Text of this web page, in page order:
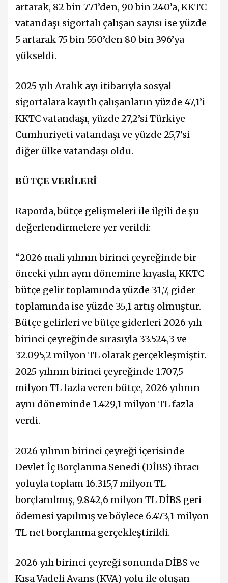
artarak, 82 bin 771’den, 90 bin 240’a, KKTC
vatandaşı sigortalı çalışan sayısı ise yüzde
5 artarak 75 bin 550’den 80 bin 396’ya
yükseldi.
2025 yılı Aralık ayı itibarıyla sosyal
sigortalara kayıtlı çalışanların yüzde 47,1’i
KKTC vatandaşı, yüzde 27,2’si Türkiye
Cumhuriyeti vatandaşı ve yüzde 25,7’si
diğer ülke vatandaşı oldu.
BÜTÇE VERİLERİ
Raporda, bütçe gelişmeleri ile ilgili de şu
değerlendirmelere yer verildi:
“2026 mali yılının birinci çeyreğinde bir
önceki yılın aynı dönemine kıyasla, KKTC
bütçe gelir toplamında yüzde 31,7, gider
toplamında ise yüzde 35,1 artış olmuştur.
Bütçe gelirleri ve bütçe giderleri 2026 yılı
birinci çeyreğinde sırasıyla 33.524,3 ve
32.095,2 milyon TL olarak gerçekleşmiştir.
2025 yılının birinci çeyreğinde 1.707,5
milyon TL fazla veren bütçe, 2026 yılının
aynı döneminde 1.429,1 milyon TL fazla
verdi.
2026 yılının birinci çeyreği içerisinde
Devlet İç Borçlanma Senedi (DİBS) ihracı
yoluyla toplam 16.315,7 milyon TL
borçlanılmış, 9.842,6 milyon TL DİBS geri
ödemesi yapılmış ve böylece 6.473,1 milyon
TL net borçlanma gerçekleştirildi.
2026 yılı birinci çeyreği sonunda DİBS ve
Kısa Vadeli Avans (KVA) yolu ile oluşan